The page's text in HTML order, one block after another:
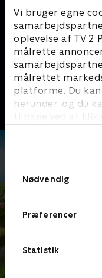
Vi bruger egne
oplevelse af TV 2
målrette
målrettet
platforme. Du
herunder, og du
tilbage ved at
Nødvendig
Præferencer
Statistik
Arne Alligator
Børneserier • 1